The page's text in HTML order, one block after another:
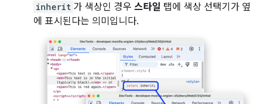
inherit 가 색상인 경우 스타일 탭에 색상 선택기가 옆
에 표시된다는 의미입니다.